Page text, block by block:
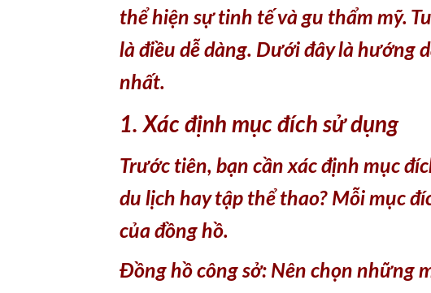
thể hiện sự tinh tế và gu thẩm mỹ.
là điều dễ dàng. Dưới đây là hướng
nhất.
1. Xác định mục đích sử dụng
Trước tiên, bạn cần xác định mục
du lịch hay tập thể thao? Mỗi mục
của đồng hồ.
Đồng hồ công sở: Nên chọn những